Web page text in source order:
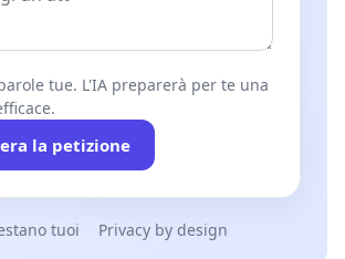
tue. L'IA preparerà per te una
la petizione
tuoi Privacy by design